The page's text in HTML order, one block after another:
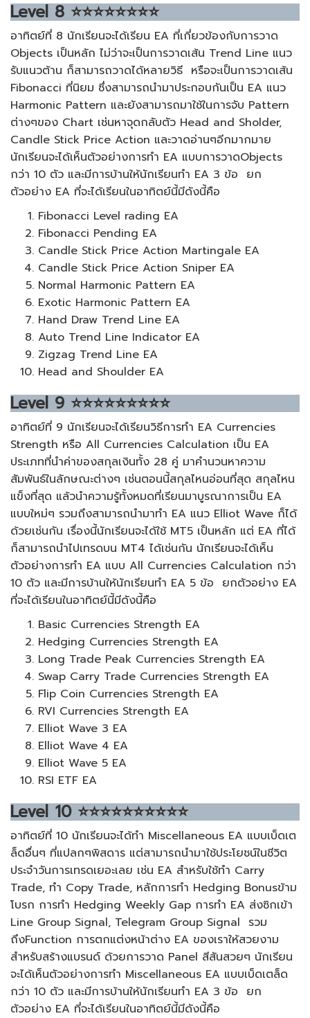
Level 8 ⭐⭐⭐⭐⭐⭐⭐⭐
อาทิตย์ที่ 8 นักเรียนจะได้เรียน EA ที่เกี่ยวข้องกับการวาด
Objects เป็นหลัก ไม่ว่าจะเป็นการวาดเส้น Trend Line แนว
รับแนวต้าน ก็สามารถวาดได้หลายวิธี หรือจะเป็นการวาดเส้น
Fibonacci ที่นิยม ซึ่งสามารถนำมาประกอบกันเป็น EA แนว
Harmonic Pattern และยังสามารถมาใช้ในการจับ Pattern
ต่างๆของ Chart เช่นหาจุดกลับตัว Head and Sholder,
Candle Stick Price Action และวาดอ่านๆอีกมากมาย
นักเรียนจะได้เห็นตัวอย่างการทำ EA แบบการวาดObjects
กว่า 10 ตัว และมีการบ้านให้นักเรียนทำ EA 3 ข้อ ยก
ตัวอย่าง EA ที่จะได้เรียนในอาทิตย์นี้มีดังนี้คือ
Fibonacci Level rading EA
Fibonacci Pending EA
Candle Stick Price Action Martingale EA
Candle Stick Price Action Sniper EA
Normal Harmonic Pattern EA
Exotic Harmonic Pattern EA
Hand Draw Trend Line EA
Auto Trend Line Indicator EA
Zigzag Trend Line EA
Head and Shoulder EA
Level 9 ⭐⭐⭐⭐⭐⭐⭐⭐⭐
อาทิตย์ที่ 9 นักเรียนจะได้เรียนวิธีการทำ EA Currencies
Strength หรือ All Currencies Calculation เป็น EA
ประเภทที่นำค่าของสกุลเงินทั้ง 28 คู่ มาคำนวนหาความ
สัมพันธ์ในลักษณะต่างๆ เช่นตอนนี้สกุลไหนอ่อนที่สุด สกุลไหน
แข็งที่สุด แล้วนำความรู้ทั้งหมดที่เรียนมาบูรณาการเป็น EA
แบบใหม่ๆ รวมถึงสามารถนำมาทำ EA แนว Elliot Wave ก็ได้
ด้วยเช่นกัน เรื่องนี้นักเรียนจะได้ใช้ MT5 เป็นหลัก แต่ EA ที่ได้
ก็สามารถนำไปเทรดบน MT4 ได้เช่นกัน นักเรียนจะได้เห็น
ตัวอย่างการทำ EA แบบ All Currencies Calculation กว่า
10 ตัว และมีการบ้านให้นักเรียนทำ EA 5 ข้อ ยกตัวอย่าง EA
ที่จะได้เรียนในอาทิตย์นี้มีดังนี้คือ
Basic Currencies Strength EA
Hedging Currencies Strength EA
Long Trade Peak Currencies Strength EA
Swap Carry Trade Currencies Strength EA
Flip Coin Currencies Strength EA
RVI Currencies Strength EA
Elliot Wave 3 EA
Elliot Wave 4 EA
Elliot Wave 5 EA
RSI ETF EA
Level 10⭐⭐⭐⭐⭐⭐⭐⭐⭐⭐
อาทิตย์ที่ 10 นักเรียนจะได้ทำ Miscellaneous EA แบบเบ็ดเต
ล็ดอื่นๆ ที่แปลกๆพิสดาร แต่สามารถนำมาใช้ประโยชน์ในชีวิต
ประจำวันการเทรดเยอะเลย เช่น EA สำหรับใช้ทำ Carry
Trade, ทำ Copy Trade, หลักการทำ Hedging Bonusข้าม
โบรก การทำ Hedging Weekly Gap การทำ EA ส่งซิกเข้า
Line Group Signal, Telegram Group Signal รวม
ถึงFunction การตกแต่งหน้าต่าง EA ของเราให้สวยงาม
สำหรับสร้างแบรนด์ ด้วยการวาด Panel สีสันสวยๆ นักเรียน
จะได้เห็นตัวอย่างการทำ Miscellaneous EA แบบเบ็ดเตล็ด
กว่า 10 ตัว และมีการบ้านให้นักเรียนทำ EA 3 ข้อ ยก
ตัวอย่าง EA ที่จะได้เรียนในอาทิตย์นี้มีดังนี้คือ